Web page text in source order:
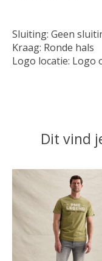
Sluiting: Geen
Kraag: Ronde hals
Logo locatie: Logo
Dit vind
Items van